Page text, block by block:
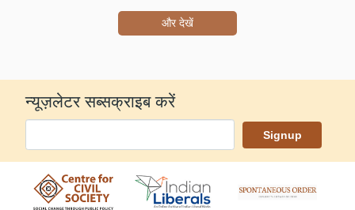
और देखें
न्यूज़लेटर सब्सक्राइब करें